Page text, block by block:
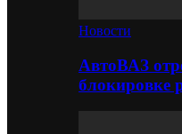
Новости
АвтоВАЗ
блокировке